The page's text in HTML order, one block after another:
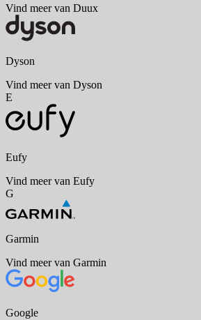
Vind meer van Duux
Dyson
Vind meer van Dyson
E
Eufy
Vind meer van Eufy
G
Garmin
Vind meer van Garmin
Google